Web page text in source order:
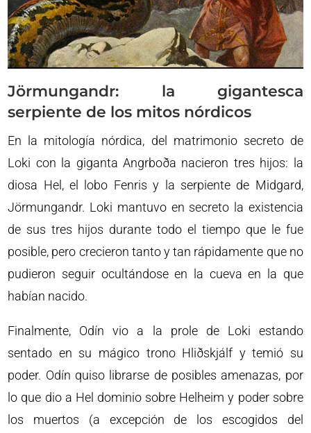
Jörmungandr: la gigantesca
serpiente de los mitos nórdicos
En la mitología nórdica, del matrimonio secreto de
Loki con la giganta Angrboða nacieron tres hijos: la
diosa Hel, el lobo Fenris y la serpiente de Midgard,
Jörmungandr. Loki mantuvo en secreto la existencia
de sus tres hijos durante todo el tiempo que le fue
posible, pero crecieron tanto y tan rápidamente que no
pudieron seguir ocultándose en la cueva en la que
habían nacido.
Finalmente, Odín vio a la prole de Loki estando
sentado en su mágico trono Hliðskjálf y temió su
poder. Odín quiso librarse de posibles amenazas, por
lo que dio a Hel dominio sobre Helheim y poder sobre
los muertos (a excepción de los escogidos del